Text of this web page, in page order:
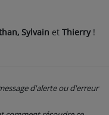
Sylvain et Thierry!
d'alerte ou d'erreur